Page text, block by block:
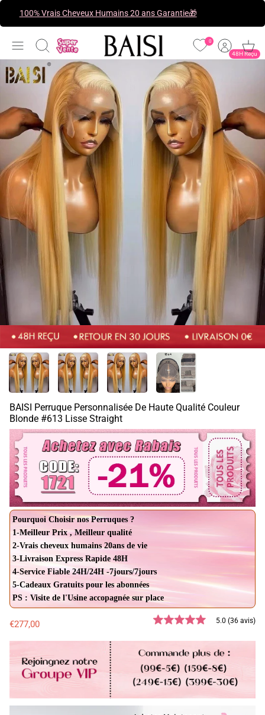
100% Vrais Cheveux Humains 20 ans Garantie🎁
Recherche 48H Reçu
0
BAISI Perruque Personnalisée De Haute Qualité Couleur
Blonde #613 Lisse Straight
Pourquoi Choisir nos Perruques ?
1-Meilleur Prix , Meilleur qualité
2-Vrais cheveux humains 20ans de vie
3-Livraison Express Rapide 48H
4-Service Fiable 24H/24H -7jours/7jours
5-Cadeaux Gratuits pour les abonnées
PS : Visite de l'Usine accopagnée sur place
€277,00 5.0 (36 avis)